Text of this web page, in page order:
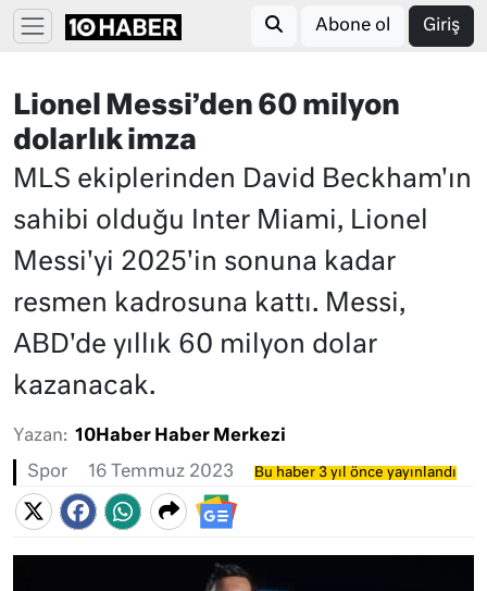
Abone ol Giriş
Lionel Messi’den 60 milyon
dolarlık imza
MLS ekiplerinden David Beckham'ın
sahibi olduğu Inter Miami, Lionel
Messi'yi 2025'in sonuna kadar
resmen kadrosuna kattı. Messi,
ABD'de yıllık 60 milyon dolar
kazanacak.
Yazan: 10Haber Haber Merkezi
Spor 16 Temmuz 2023 Bu haber 3 yıl önce yayınlandı